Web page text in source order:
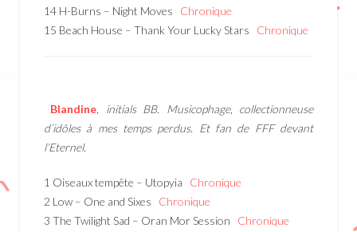
14 H-Burns – Night Moves Chronique
15 Beach House – Thank Your Lucky Stars Chronique
Blandine
initials BB. Musicophage, collectionneuse
d’idôles à mes temps perdus. Et fan de FFF devant
l’Eternel.
1 Oiseaux tempête – Utopyia Chronique
2 Low – One and Sixes Chronique
3 The Twilight Sad – Oran Mor Session Chronique